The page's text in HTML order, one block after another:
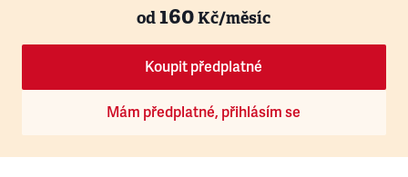
od160Kč/měsíc
Koupit předplatné
Mám předplatné, přihlásím se